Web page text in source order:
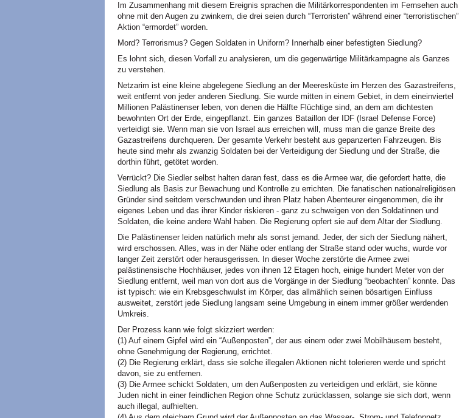
Im Zusammenhang mit diesem Ereignis sprachen die Militärkorrespondenten im Fernsehen auch
ohne mit den Augen zu zwinkern, die drei seien durch “Terroristen” während einer “terroristischen”
Aktion “ermordet” worden.
Mord? Terrorismus? Gegen Soldaten in Uniform? Innerhalb einer befestigten Siedlung?
Es lohnt sich, diesen Vorfall zu analysieren, um die gegenwärtige Militärkampagne als Ganzes
zu verstehen.
Netzarim ist eine kleine abgelegene Siedlung an der Meeresküste im Herzen des Gazastreifens,
weit entfernt von jeder anderen Siedlung. Sie wurde mitten in einem Gebiet, in dem eineinviertel
Millionen Palästinenser leben, von denen die Hälfte Flüchtige sind, an dem am dichtesten
bewohnten Ort der Erde, eingepflanzt. Ein ganzes Bataillon der
IDF (Israel Defense Force)
verteidigt sie. Wenn man sie von Israel aus erreichen will, muss man die ganze Breite des
Gazastreifens durchqueren. Der gesamte Verkehr besteht aus gepanzerten Fahrzeugen. Bis
heute sind mehr als zwanzig Soldaten bei der Verteidigung der Siedlung und der Straße, die
dorthin führt, getötet worden.
Verrückt? Die Siedler selbst halten daran fest, dass es die Armee war, die gefordert hatte, die
Siedlung als Basis zur Bewachung und Kontrolle zu errichten. Die fanatischen nationalreligiösen
Gründer sind seitdem verschwunden und ihren Platz haben Abenteurer eingenommen, die ihr
eigenes Leben und das ihrer Kinder riskieren - ganz zu schweigen von den Soldatinnen und
Soldaten, die keine andere Wahl haben. Die Regierung opfert sie auf dem Altar der Siedlung.
Die Palästinenser leiden natürlich mehr als sonst jemand. Jeder, der sich der Siedlung nähert,
wird erschossen. Alles, was in der Nähe oder entlang der Straße stand oder wuchs, wurde vor
langer Zeit zerstört oder herausgerissen. In dieser Woche zerstörte die Armee zwei
palästinensische Hochhäuser, jedes von ihnen 12 Etagen hoch, einige hundert Meter von der
Siedlung entfernt, weil man von dort aus die Vorgänge in der Siedlung “beobachten” konnte. Das
ist typisch: wie ein Krebsgeschwulst im Körper, das allmählich seinen bösartigen Einfluss
ausweitet, zerstört jede Siedlung langsam seine Umgebung in einem immer größer werdenden
Umkreis.
Der Prozess kann wie folgt skizziert werden:
(1) Auf einem Gipfel wird ein “Außenposten”, der aus einem oder zwei Mobilhäusern besteht,
ohne Genehmigung der Regierung, errichtet.
(2) Die Regierung erklärt, dass sie solche illegalen Aktionen nicht tolerieren werde und spricht
davon, sie zu entfernen.
(3) Die Armee schickt Soldaten, um den Außenposten zu verteidigen und erklärt, sie könne
Juden nicht in einer feindlichen Region ohne Schutz zurücklassen, solange sie sich dort, wenn
auch illegal, aufhielten.